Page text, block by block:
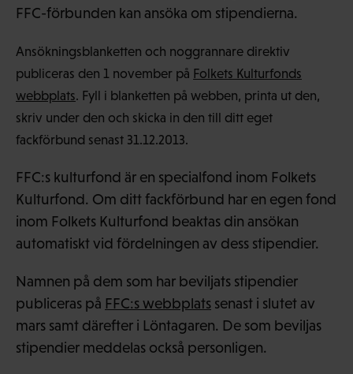
FFC-förbunden kan ansöka om stipendierna.
Ansökningsblanketten och noggrannare direktiv
publiceras den 1 november på Folkets Kulturfonds
webbplats. Fyll i blanketten på webben, printa ut den,
skriv under den och skicka in den till ditt eget
fackförbund senast 31.12.2013.
FFC:s kulturfond är en specialfond inom Folkets
Kulturfond. Om ditt fackförbund har en egen fond
inom Folkets Kulturfond beaktas din ansökan
automatiskt vid fördelningen av dess stipendier.
Namnen på dem som har beviljats stipendier
publiceras på FFC:s webbplats senast i slutet av
mars samt därefter i Löntagaren. De som beviljas
stipendier meddelas också personligen.